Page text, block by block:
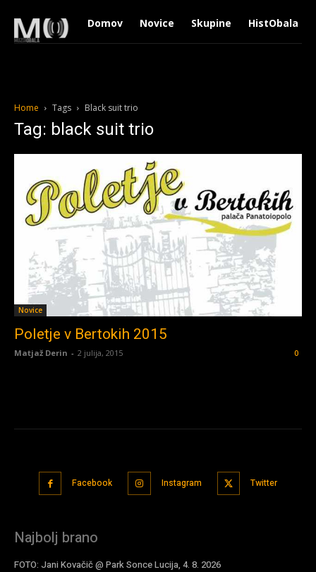
Domov Novice Skupine HistObala
Home Tags Black suit trio
Tag: black suit trio
Novice
Poletje v Bertokih 2015
Matjaž Derin - 2 julija, 2015 0
Facebook Instagram Twitter
Najbolj brano
FOTO: Jani Kovačič @ Park Sonce Lucija, 4. 8. 2026